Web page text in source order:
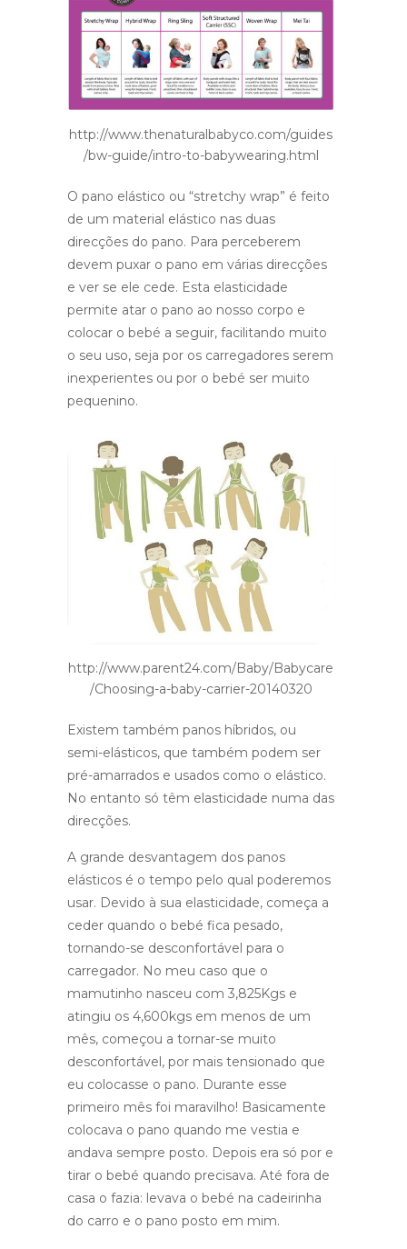
http://www.thenaturalbabyco.com/guides
/bw-guide/intro-to-babywearing.html
O pano elástico ou “stretchy wrap” é feito
de um material elástico nas duas
direcções do pano. Para perceberem
devem puxar o pano em várias direcções
e ver se ele cede. Esta elasticidade
permite atar o pano ao nosso corpo e
colocar o bebé a seguir, facilitando muito
o seu uso, seja por os carregadores serem
inexperientes ou por o bebé ser muito
pequenino.
http://www.parent24.com/Baby/Babycare
/Choosing-a-baby-carrier-20140320
Existem também panos híbridos, ou
semi-elásticos, que também podem ser
pré-amarrados e usados como o elástico.
No entanto só têm elasticidade numa das
direcções.
A grande desvantagem dos panos
elásticos é o tempo pelo qual poderemos
usar. Devido à sua elasticidade, começa a
ceder quando o bebé fica pesado,
tornando-se desconfortável para o
carregador. No meu caso que o
mamutinho nasceu com 3,825Kgs e
atingiu os 4,600kgs em menos de um
mês, começou a tornar-se muito
desconfortável, por mais tensionado que
eu colocasse o pano. Durante esse
primeiro mês foi maravilho! Basicamente
colocava o pano quando me vestia e
andava sempre posto. Depois era só por e
tirar o bebé quando precisava. Até fora de
casa o fazia: levava o bebé na cadeirinha
do carro e o pano posto em mim.